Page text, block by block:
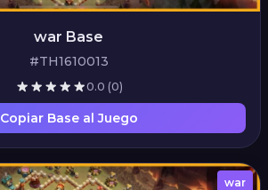
war Base
#TH1610013
0.0 (0)
Copiar Base al Juego
war